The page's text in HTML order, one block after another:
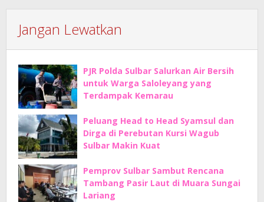
Jangan Lewatkan
PJR Polda Sulbar Salurkan Air Bersih
untuk Warga Saloleyang yang
Terdampak Kemarau
Peluang Head to Head Syamsul dan
Dirga di Perebutan Kursi Wagub
Sulbar Makin Kuat
Pemprov Sulbar Sambut Rencana
Tambang Pasir Laut di Muara Sungai
Lariang